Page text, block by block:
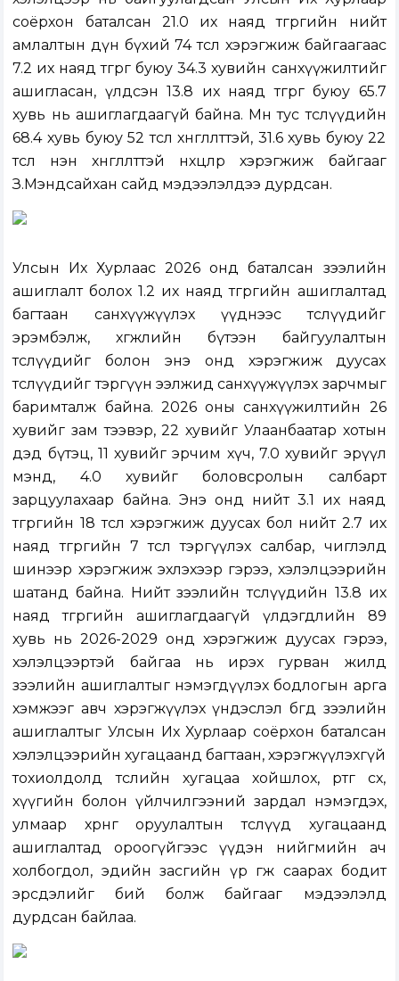
соёрхон баталсан 21.0 их наяд төгрөгийн нийт
амлалтын дүн бүхий 74 төсөл хэрэгжиж байгаагаас
7.2 их наяд төгрөг буюу 34.3 хувийн санхүүжилтийг
ашигласан, үлдсэн 13.8 их наяд төгрөг буюу 65.7
хувь нь ашиглагдаагүй байна. Мөн тус төслүүдийн
68.4 хувь буюу 52 төсөл хөнгөлөлттэй, 31.6 хувь буюу 22
төсөл нэн хөнгөлөлттэй нөхцөлөөр хэрэгжиж байгааг
З.Мэндсайхан сайд мэдээлэлдээ дурдсан.
Улсын Их Хурлаас 2026 онд баталсан зээлийн
ашиглалт болох 1.2 их наяд төгрөгийн ашиглалтад
багтаан санхүүжүүлэх үүднээс төслүүдийг
эрэмбэлж, хөгжлийн бүтээн байгуулалтын
төслүүдийг болон энэ онд хэрэгжиж дуусах
төслүүдийг тэргүүн ээлжид санхүүжүүлэх зарчмыг
баримталж байна. 2026 оны санхүүжилтийн 26
хувийг зам тээвэр, 22 хувийг Улаанбаатар хотын
дэд бүтэц, 11 хувийг эрчим хүч, 7.0 хувийг эрүүл
мэнд, 4.0 хувийг боловсролын салбарт
зарцуулахаар байна. Энэ онд нийт 3.1 их наяд
төгрөгийн 18 төсөл хэрэгжиж дуусах бол нийт 2.7 их
наяд төгрөгийн 7 төсөл тэргүүлэх салбар, чиглэлд
шинээр хэрэгжиж эхлэхээр гэрээ, хэлэлцээрийн
шатанд байна. Нийт зээлийн төслүүдийн 13.8 их
наяд төгрөгийн ашиглагдаагүй үлдэгдлийн 89
хувь нь 2026-2029 онд хэрэгжиж дуусах гэрээ,
хэлэлцээртэй байгаа нь ирэх гурван жилд
зээлийн ашиглалтыг нэмэгдүүлэх бодлогын арга
хэмжээг авч хэрэгжүүлэх үндэслэл бөгөөд зээлийн
ашиглалтыг Улсын Их Хурлаар соёрхон баталсан
хэлэлцээрийн хугацаанд багтаан, хэрэгжүүлэхгүй
тохиолдолд төслийн хугацаа хойшлох, өртөг өсөх,
хүүгийн болон үйлчилгээний зардал нэмэгдэх,
улмаар хөрөнгө оруулалтын төслүүд хугацаанд
ашиглалтад ороогүйгээс үүдэн нийгмийн ач
холбогдол, эдийн засгийн үр өгөөж саарах бодит
эрсдэлийг бий болж байгааг мэдээлэлд
дурдсан байлаа.